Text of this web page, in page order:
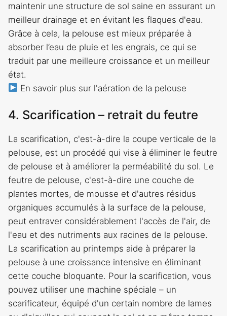
maintenir une structure de sol saine en assurant un
meilleur drainage et en évitant les flaques d'eau.
Grâce à cela, la pelouse est mieux préparée à
absorber l’eau de pluie et les engrais, ce qui se
traduit par une meilleure croissance et un meilleur
état.
En savoir plus sur l'aération de la pelouse
4. Scarification – retrait du feutre
La scarification, c'est-à-dire la coupe verticale de la
pelouse, est un procédé qui vise à éliminer le feutre
de pelouse et à améliorer la perméabilité du sol. Le
feutre de pelouse, c'est-à-dire une couche de
plantes mortes, de mousse et d'autres résidus
organiques accumulés à la surface de la pelouse,
peut entraver considérablement l'accès de l'air, de
l'eau et des nutriments aux racines de la pelouse.
La scarification au printemps aide à préparer la
pelouse à une croissance intensive en éliminant
cette couche bloquante. Pour la scarification, vous
pouvez utiliser une machine spéciale – un
scarificateur, équipé d'un certain nombre de lames